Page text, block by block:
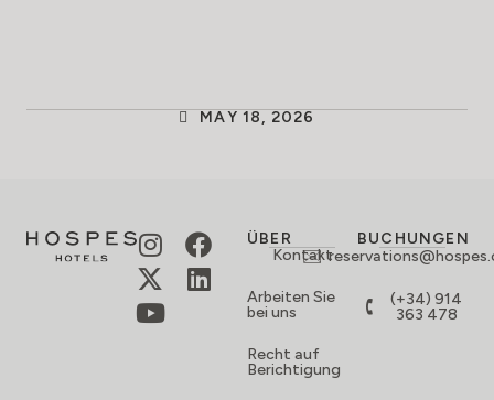
MAY 18, 2026
ÜBER
Kontakt
Arbeiten Sie
bei uns
Recht auf
Berichtigung
BUCHUNGEN
(+34) 914
363 478